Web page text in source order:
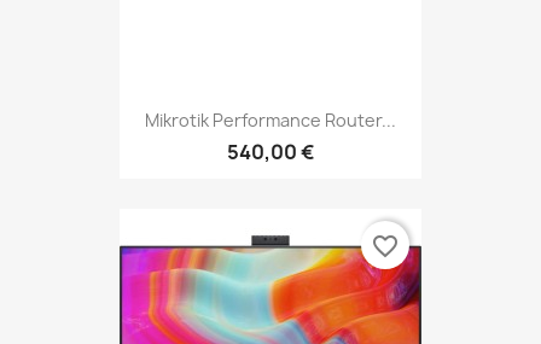
Mikrotik Performance Router...
540,00 €
favorite_border